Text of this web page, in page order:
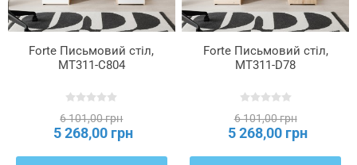
Forte Письмовий стіл,
MT311-C804
6 101,00 грн
5 268,00 грн
Forte Письмовий стіл,
MT311-D78
6 101,00 грн
5 268,00 грн